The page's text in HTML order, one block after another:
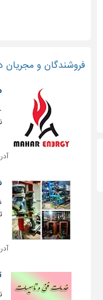
فروشندگان و مجریان